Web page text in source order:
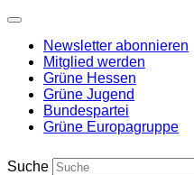
Weiter
Inhalt
Newsletter abonnieren
Mitglied werden
Grüne Hessen
Grüne Jugend
Bundespartei
Grüne Europagruppe
Suche